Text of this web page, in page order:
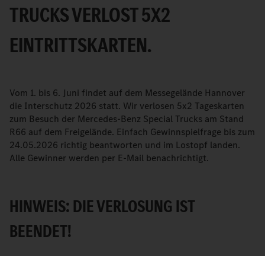
TRUCKS VERLOST 5X2
EINTRITTSKARTEN.
Vom 1. bis 6. Juni findet auf dem Messegelände Hannover
die Interschutz 2026 statt. Wir verlosen 5x2 Tageskarten
zum Besuch der Mercedes-Benz Special Trucks am Stand
R66 auf dem Freigelände. Einfach Gewinnspielfrage bis zum
24.05.2026 richtig beantworten und im Lostopf landen.
Alle Gewinner werden per E-Mail benachrichtigt.
HINWEIS: DIE VERLOSUNG IST
BEENDET!